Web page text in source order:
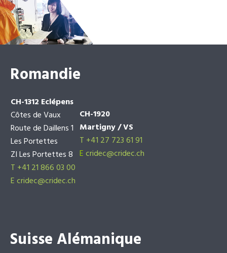
Romandie
CH-1312 Eclépens
Côtes de Vaux
Route de Daillens 1
Les Portettes
ZI Les Portettes 8
T +41 21 866 03 00
Ecridec@cridec.ch
CH-1920
Martigny / VS
T +41 27 723 61 91
Ecridec@cridec.ch
Suisse Alémanique